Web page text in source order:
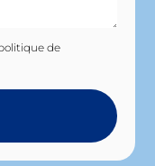
de